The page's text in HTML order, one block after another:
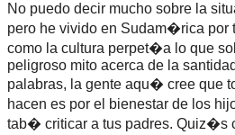
No puedo decir mucho sobre la
pero he vivido en Sudam�rica por
como la cultura perpet�a lo que
peligroso mito acerca de la
palabras, la gente aqu� cree que
hacen es por el bienestar de los
tab� criticar a tus padres. Quiz�s